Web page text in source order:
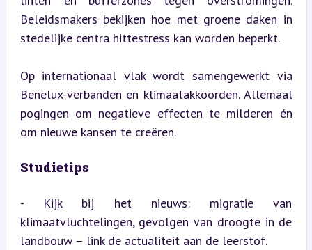
Beleidsmakers bekijken hoe met groene daken in
stedelijke centra hittestress kan worden beperkt.
Op internationaal vlak wordt samengewerkt via
Benelux-verbanden en klimaatakkoorden. Allemaal
pogingen om negatieve effecten te milderen én
om nieuwe kansen te creëren.
Studietips
- Kijk bij het nieuws: migratie van
klimaatvluchtelingen, gevolgen van droogte in de
landbouw – link de actualiteit aan de leerstof.